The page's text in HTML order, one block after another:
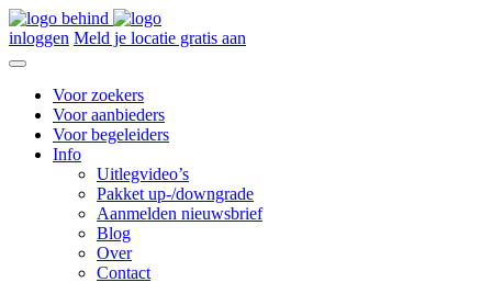
inloggen Meld je locatie gratis aan
Voor zoekers
Voor aanbieders
Voor begeleiders
Info
Uitlegvideo’s
Pakket up-/downgrade
Aanmelden nieuwsbrief
Blog
Over
Contact